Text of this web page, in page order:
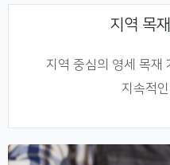
지역 목
지역 중심의 영세 목재
지속적